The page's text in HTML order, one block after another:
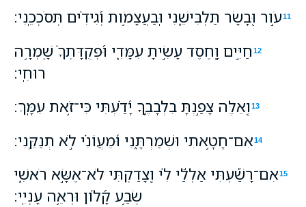
11עֹ֣ור וּ֭בָשָׂר תַּלְבִּישֵׁ֑נִי וּֽבַעֲצָמֹ֥ות וְ֝גִידִ֗ים תְּסֹכְכֵֽנִי׃
12 חַיִּ֣ים וָ֭חֶסֶד עָשִׂ֣יתָ עִמָּדִ֑י וּ֝פְקֻדָּתְךָ֗ שָֽׁמְרָ֥ה
רוּחִֽי׃
13 וְ֭אֵלֶּה צָפַ֣נְתָּ בִלְבָבֶ֑ךָ יָ֝דַ֗עְתִּי כִּי־זֹ֥את עִמָּֽךְ׃
14אִם־חָטָ֥אתִי וּשְׁמַרְתָּ֑נִי וּ֝מֵעֲוֹנִ֗י לֹ֣א תְנַקֵּֽנִי׃
15אִם־רָשַׁ֡עְתִּי אַלְלַ֬י לִ֗י וְ֭צָדַקְתִּי לֹא־אֶשָּׂ֣א רֹאשִׁ֑י
שְׂבַ֥ע קָ֝לֹ֗ון וּרְאֵ֥ה עָנְיִֽי׃